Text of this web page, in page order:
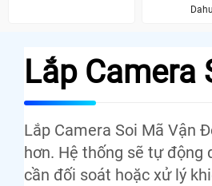
Lắp Camera
Lắp Camera Soi Mã Vận
hơn. Hệ thống sẽ tự
cần đối soát hoặc xử lý